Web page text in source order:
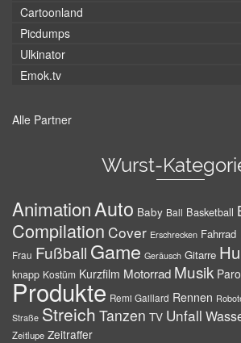
Cartoonland
Picdumps
Ulkinator
Emok.tv
Alle Partner
Wurst-
AnimationAuto Baby Ball Basketball
Compilation Cover Erschrecken Fahrrad
Frau Fußball Game Geräusch Gitarre
knapp Kostüm Kurzfilm Motorrad Musik
Produkte Remi Gaillard Rennen
Straße Streich Tanzen TV Unfall
Zeitlupe Zeitraffer